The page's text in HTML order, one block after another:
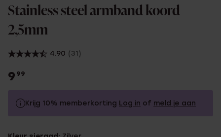
Stainless steel armband koord
2,5mm
4.90 (31)
9 99
Krijg 10% memberkorting Log in of meld je aan
Zonder memberkorting